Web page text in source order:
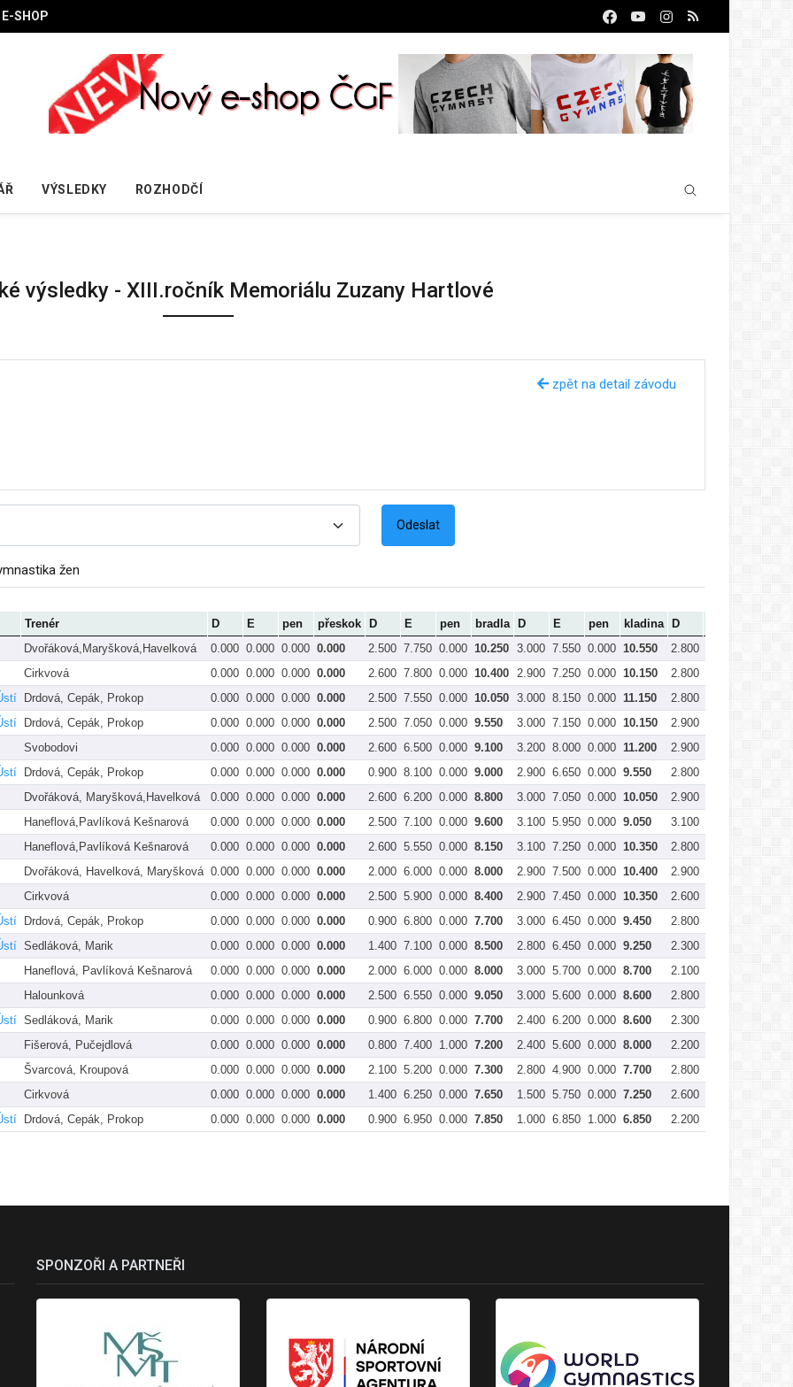
E-SHOP
VÝSLEDKY ROZHODČÍ
výsledky - XIII.ročník Memoriálu Zuzany Hartlové
zpět na detail závodu
žen
Trenér D E pen přeskok D E pen bradla D E pen kladina D
Dvořáková,Maryšková,Havelková
0.000 0.000 0.000 0.000 2.500 7.750 0.000 10.250 3.000 7.550 0.000 10.550 2.800
Cirkvová
0.000 0.000 0.000 0.000 2.600 7.800 0.000 10.400 2.900 7.250 0.000 10.150 2.800
Drdová, Cepák, Prokop 0.000 0.000 0.000 0.000 2.500 7.550 0.000 10.050 3.000 8.150 0.000 11.150 2.800
Drdová, Cepák, Prokop 0.000 0.000 0.000 0.000 2.500 7.050 0.000 9.550 3.000 7.150 0.000 10.150 2.900
Svobodovi
0.000 0.000 0.000 0.000 2.600 6.500 0.000 9.100 3.200 8.000 0.000 11.200 2.900
Drdová, Cepák, Prokop 0.000 0.000 0.000 0.000 0.900 8.100 0.000 9.000 2.900 6.650 0.000 9.550 2.800
Dvořáková, Maryšková,Havelková
0.000 0.000 0.000 0.000 2.600 6.200 0.000 8.800 3.000 7.050 0.000 10.050 2.900
Haneflová,Pavlíková Kešnarová
0.000 0.000 0.000 0.000 2.500 7.100 0.000 9.600 3.100 5.950 0.000 9.050 3.100
Haneflová,Pavlíková Kešnarová
0.000 0.000 0.000 0.000 2.600 5.550 0.000 8.150 3.100 7.250 0.000 10.350 2.800
Dvořáková, Havelková, Maryšková 0.000 0.000 0.000 0.000 2.000 6.000 0.000 8.000 2.900 7.500 0.000 10.400 2.900
Cirkvová
0.000 0.000 0.000 0.000 2.500 5.900 0.000 8.400 2.900 7.450 0.000 10.350 2.600
Drdová, Cepák, Prokop 0.000 0.000 0.000 0.000 0.900 6.800 0.000 7.700 3.000 6.450 0.000 9.450 2.800
Sedláková, Marik 0.000 0.000 0.000 0.000 1.400 7.100 0.000 8.500 2.800 6.450 0.000 9.250 2.300
Haneflová, Pavlíková Kešnarová
0.000 0.000 0.000 0.000 2.000 6.000 0.000 8.000 3.000 5.700 0.000 8.700 2.100
Halounková
0.000 0.000 0.000 0.000 2.500 6.550 0.000 9.050 3.000 5.600 0.000 8.600 2.800
Sedláková, Marik 0.000 0.000 0.000 0.000 0.900 6.800 0.000 7.700 2.400 6.200 0.000 8.600 2.300
Fišerová, Pučejdlová
0.000 0.000 0.000 0.000 0.800 7.400 1.000 7.200 2.400 5.600 0.000 8.000 2.200
Švarcová, Kroupová
0.000 0.000 0.000 0.000 2.100 5.200 0.000 7.300 2.800 4.900 0.000 7.700 2.800
Cirkvová
0.000 0.000 0.000 0.000 1.400 6.250 0.000 7.650 1.500 5.750 0.000 7.250 2.600
Drdová, Cepák, Prokop 0.000 0.000 0.000 0.000 0.900 6.950 0.000 7.850 1.000 6.850 1.000 6.850 2.200
SPONZOŘI A PARTNEŘI